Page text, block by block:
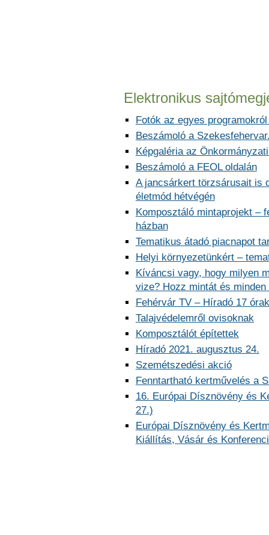
Elektronikus
Fotók az egyes
Beszámoló a
Képgaléria az
Beszámoló a FEOL oldalán
A jancsárkert törzsárusait is
életmód hétvégén
Komposztáló mintaprojekt –
házban
Tematikus átadó piacnapot
Helyi környezetünkért –
Kíváncsi vagy, hogy milyen
vize? Hozz mintát és minden
Fehérvár TV – Híradó 17
Talajvédelemről ovisoknak
Komposztálót építettek
Híradó 2021. augusztus 24.
Szemétszedési akció
Fenntartható kertművelés a
16. Európai Dísznövény és
27.)
Európai Dísznövény és
Kiállítás, Vásár és